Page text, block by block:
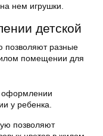
нем игрушки.
детской
позволяют разные
помещении для
оформлении
у ребенка.
позволяют